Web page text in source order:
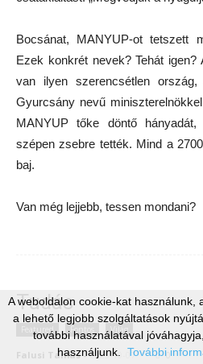
Bocsánat, MANYUP-ot tetszett
Ezek konkrét nevek? Tehát
van ilyen szerencsétlen
Gyurcsány nevű
MANYUP tőke döntő
szépen zsebre tették. Mind a
baj.
Van még lejjebb, tessen mondani?
Tudás
Featured Fontos Világ
Falusi Tamas - 2023-10-07 0
A weboldalon cookie-kat használunk,
a lehető legjobb szolgáltatások
további használatával
használjunk.
További